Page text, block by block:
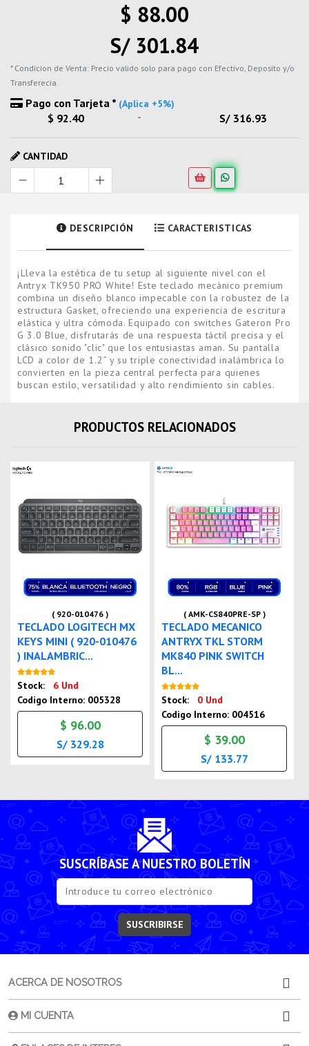
$ 88.00
S/ 301.84
* Condicion de Venta: Precio valido solo para pago con Efectivo, Deposito y/o
Transferecia.
Pago con Tarjeta * (Aplica +5%)
$ 92.40 - S/ 316.93
CANTIDAD
DESCRIPCIÓN CARACTERISTICAS
¡Lleva la estética de tu setup al siguiente nivel con el
Antryx TK950 PRO White! Este teclado mecánico premium
combina un diseño blanco impecable con la robustez de la
estructura Gasket, ofreciendo una experiencia de escritura
elástica y ultra cómoda. Equipado con switches Gateron Pro
G 3.0 Blue, disfrutarás de una respuesta táctil precisa y el
clásico sonido "clic" que los entusiastas aman. Su pantalla
LCD a color de 1.2” y su triple conectividad inalámbrica lo
convierten en la pieza central perfecta para quienes
buscan estilo, versatilidad y alto rendimiento sin cables.
PRODUCTOS RELACIONADOS
( 920-010476 )
TECLADO LOGITECH MX
KEYS MINI ( 920-010476
) INALAMBRIC...
Stock:
6 Und
Codigo Interno: 005328
$ 96.00
S/ 329.28
( AMK-CS840PRE-SP )
TECLADO MECANICO
ANTRYX TKL STORM
MK840 PINK SWITCH
BL...
Stock:
0 Und
Codigo Interno: 004516
$ 39.00
S/ 133.77
SUSCRÍBASE A NUESTRO BOLETÍN
SUSCRIBIRSE
ACERCA DE NOSOTROS
MI CUENTA